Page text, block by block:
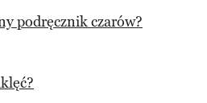
podręcznik czarów?